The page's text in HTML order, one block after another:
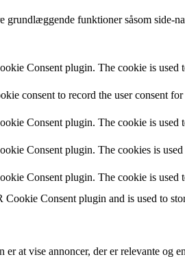
funktioner såsom
Consent plugin. The cookie is
consent to record the user consent
Consent plugin. The cookie is used
Consent plugin. The cookies is
Consent plugin. The cookie is used
Consent plugin and is used to
at vise annoncer, der er relevante